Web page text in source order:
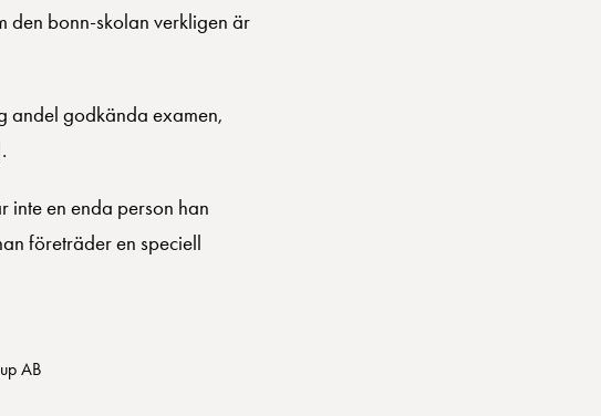
den bonn-skolan verkligen är
andel godkända examen,
inte en enda person han
företräder en speciell
AB